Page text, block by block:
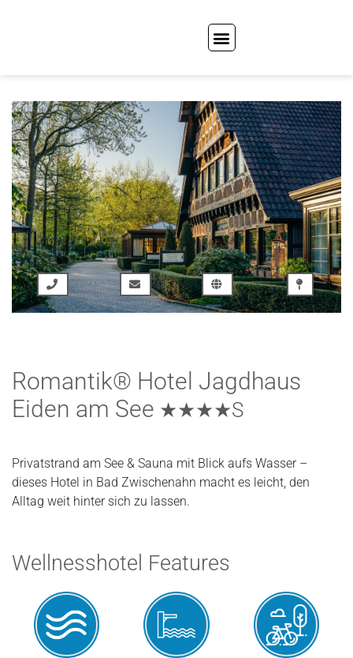
Romantik® Hotel Jagdhaus
Eiden am See ★★★★S
Privatstrand am See & Sauna mit Blick aufs Wasser –
dieses Hotel in Bad Zwischenahn macht es leicht, den
Alltag weit hinter sich zu lassen.
Wellnesshotel Features